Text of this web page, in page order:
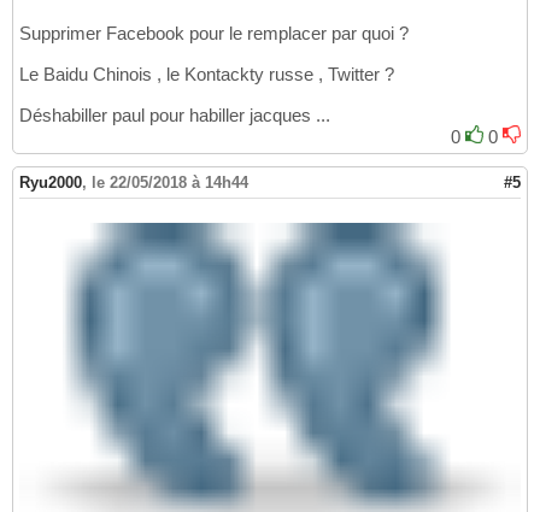
Supprimer Facebook pour le remplacer par quoi ?
Le Baidu Chinois , le Kontackty russe , Twitter ?
Déshabiller paul pour habiller jacques ...
0
0
Ryu2000, le 22/05/2018 à 14h44 #5